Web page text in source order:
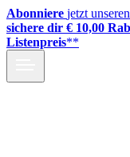
Abonniere jetzt
sichere dir € 10,00
Listenpreis**